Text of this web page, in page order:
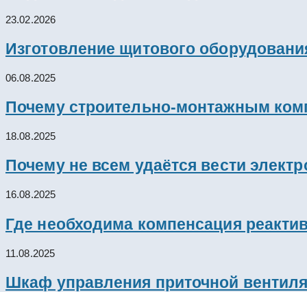
23.02.2026
Изготовление щитового
06.08.2025
Почему строительно-монтажным
18.08.2025
Почему не всем удаётся вести
16.08.2025
Где необходима компенсация
11.08.2025
Шкаф управления приточной